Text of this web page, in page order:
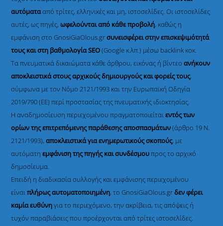
αυτόματααπό τρίτες, ελληνικές και μη, ιστοσελίδες. Οι ιστοσελίδες
αυτές, ως πηγές,ωφελούνται από κάθε προβολή, καθώς η
εμφάνιση στο GnosiGiaOlous.grσυνεισφέρει στην επισκεψιμότητά
τους και στη βαθμολογία SEO(Google κ.λπ.) μέσω backlink κοκ.
Τα πνευματικά δικαιώματα κάθε άρθρου, εικόνας ή βίντεοανήκουν
αποκλειστικά στους αρχικούς δημιουργούς και φορείς τους,
σύμφωνα με τον Νόμο 2121/1993 και την Ευρωπαϊκή Οδηγία
2019/790 (ΕΕ) περί προστασίας της πνευματικής ιδιοκτησίας.
Η αναδημοσίευση περιεχομένου πραγματοποιείταιεντός των
ορίων της επιτρεπόμενης παράθεσης αποσπασμάτων(άρθρο 19 Ν.
2121/1993), αποκλειστικά για ενημερωτικούς σκοπούς, με
αυτόματηεμφάνιση της πηγής και συνδέσμουπρος το αρχικό
δημοσίευμα.
Επειδή η διαδικασία συλλογής και εμφάνισης περιεχομένου
είναιπλήρως αυτοματοποιημένη, το GnosiGiaOlous.grδεν φέρει
καμία ευθύνηγια το περιεχόμενο, την ακρίβεια, τις απόψεις ή
τυχόν παραβιάσεις που προέρχονται από τρίτες ιστοσελίδες.